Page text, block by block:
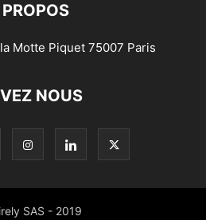
Motte Piquet 75007 Paris
NOUS
SAS - 2019